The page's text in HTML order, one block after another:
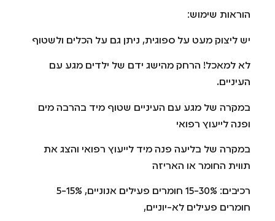
הוראות שימוש:
יש ליצוק מעט על ספוגית, ניתן גם על הכלים ולשטוף
לא למאכל! הרחק מהישג ידם של ילדים מגע עם
העיניים.
במקרה של מגע עם העיניים שטוף מיד בהרבה מים
ופנה לייעוץ רפואי
במקרה של בליעה פנה מיד לייעוץ רפואי והצג את
תווית החומר או האריזה
רכיבים: 15-30% חומרים פעילים אנוניים, 5-15%
חומרים פעילים לא-יוניים,